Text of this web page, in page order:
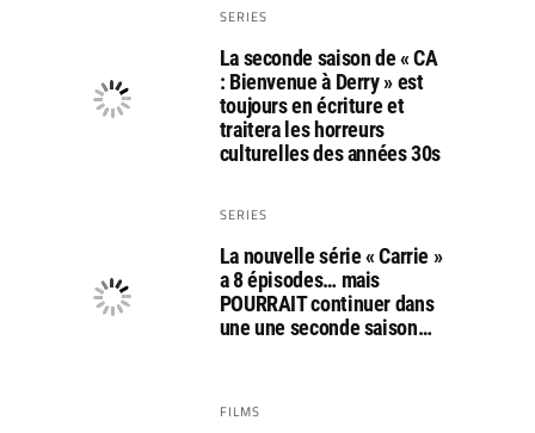
SERIES
La seconde saison de « CA
: Bienvenue à Derry » est
toujours en écriture et
traitera les horreurs
culturelles des années 30s
SERIES
La nouvelle série « Carrie »
a 8 épisodes… mais
POURRAIT continuer dans
une une seconde saison…
FILMS